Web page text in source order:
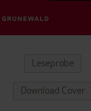
ZUM
ANFANG
Leseprobe
Download Cover